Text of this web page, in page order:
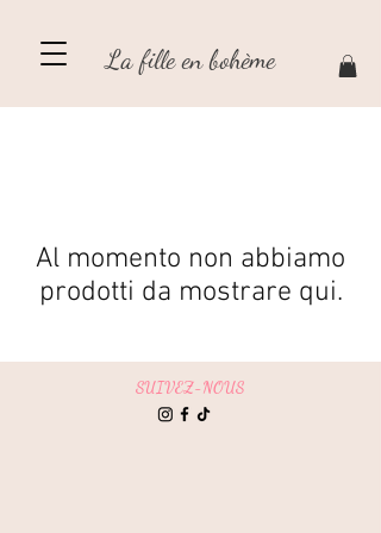
La fille en bohème
Al momento non abbiamo
prodotti da mostrare qui.
SUIVEZ-NOUS